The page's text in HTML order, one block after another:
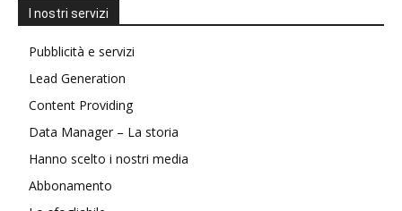
I nostri servizi
Pubblicità e servizi
Lead Generation
Content Providing
Data Manager – La storia
Hanno scelto i nostri media
Abbonamento